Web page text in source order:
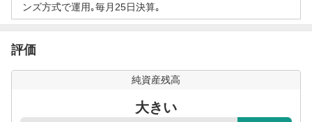
ンズ方式で運用｡毎月25日決算｡
評価
純資産残高
大きい